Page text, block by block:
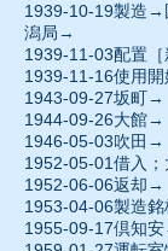
1939-10-19製造→
潟局→
1939-11-03配置
1939-11-16使用
1943-09-27坂町→
1944-09-26大館→
1946-05-03吹田→
1952-05-01借入
1952-06-06返却→
1953-04-06製造
1955-09-17倶知